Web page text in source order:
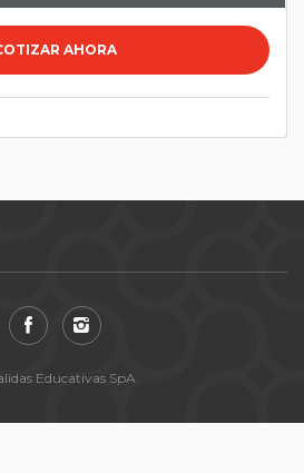
AHORA
Educativas SpA